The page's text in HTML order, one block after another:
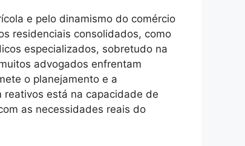
e pelo dinamismo do comércio
residenciais consolidados, como
especializados, sobretudo na
advogados enfrentam
o planejamento e a
está na capacidade de
as necessidades reais do